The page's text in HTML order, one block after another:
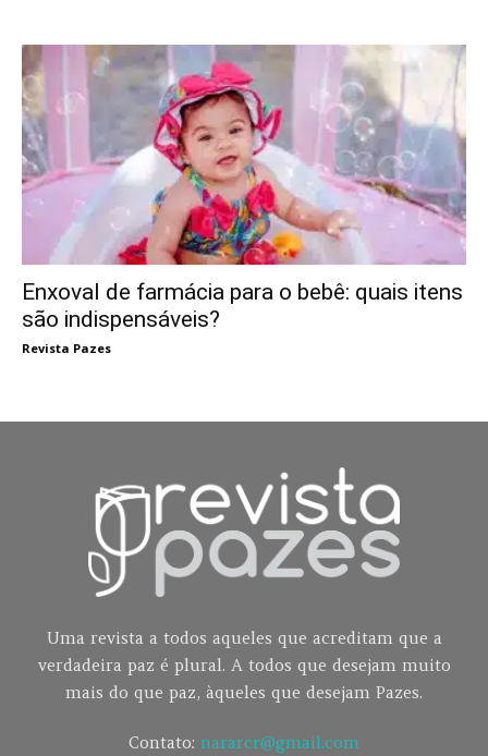
Enxoval de farmácia para o bebê: quais itens
são indispensáveis?
Revista Pazes
Uma revista a todos aqueles que acreditam que a
verdadeira paz é plural. A todos que desejam muito
mais do que paz, àqueles que desejam Pazes.
Contato: nararcr@gmail.com